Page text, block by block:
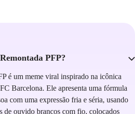
PFP?
é um meme viral inspirado na icônica
Barcelona. Ele apresenta uma fórmula
com uma expressão fria e séria, usando
de ouvido brancos com fio, colocados